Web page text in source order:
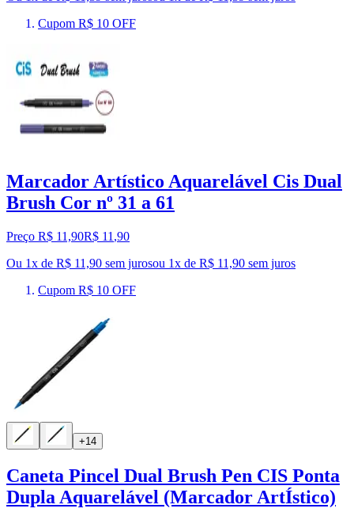
Cupom R$ 10 OFF
Marcador Artístico Aquarelável Cis Dual
Brush Cor nº 31 a 61
Preço R$ 11,90R$ 11 ,90
Ou 1x de R$ 11,90 sem jurosou 1x de R$ 11,90 sem juros
Cupom R$ 10 OFF
+14
Caneta Pincel Dual Brush Pen CIS Ponta
Dupla Aquarelável (Marcador ArtÍstico)